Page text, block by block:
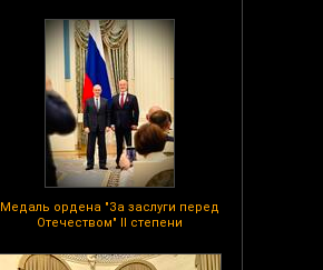
Медаль ордена "За заслуги перед
Отечеством" II степени